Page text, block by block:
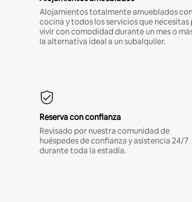
Alojamientos totalmente amueblados
cocina y todos los servicios que necesitas
vivir con comodidad durante un mes o
la alternativa ideal a un subalquiler.
Reserva con confianza
Revisado por nuestra comunidad de
huéspedes de confianza y asistencia 24/7
durante toda la estadía.